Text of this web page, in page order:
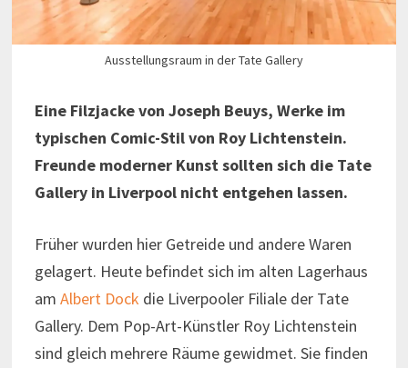
Ausstellungsraum in der Tate Gallery
Eine Filzjacke von Joseph Beuys, Werke im
typischen Comic-Stil von Roy Lichtenstein.
Freunde moderner Kunst sollten sich die Tate
Gallery in Liverpool nicht entgehen lassen.
Früher wurden hier Getreide und andere Waren
gelagert. Heute befindet sich im alten Lagerhaus
am Albert Dock die Liverpooler Filiale der Tate
Gallery. Dem Pop-Art-Künstler Roy Lichtenstein
sind gleich mehrere Räume gewidmet. Sie finden